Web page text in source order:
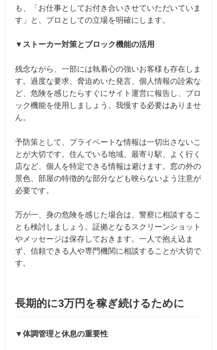
も、「お仕事としてお付き合いさせていただいていま
す」と、プロとしての立場を明確にします。
▼ストーカー対策とブロック機能の活用
残念ながら、一部には執着心の強いお客様も存在しま
す。過度な要求、脅迫めいた発言、個人情報の詮索な
ど、危険を感じたらすぐにサイト運営に報告し、ブロ
ック機能を使用しましょう。我慢する必要はありませ
ん。
予防策として、プライベートな情報は一切出さないこ
とが大切です。住んでいる地域、最寄り駅、よく行く
店など、個人を特定できる情報は避けます。窓の外の
景色、部屋の特徴的な部分なども映らないよう注意が
必要です。
万が一、身の危険を感じた場合は、警察に相談するこ
とも検討しましょう。証拠となるスクリーンショット
やメッセージは保存しておきます。一人で抱え込ま
ず、信頼できる人や専門機関に相談することが大切で
す。
長期的に3万円を稼ぎ続けるために
▼体調管理と休息の重要性